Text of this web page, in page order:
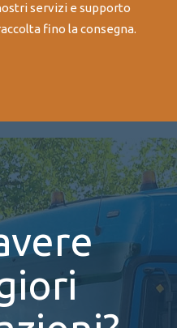
servizi e supporto
fino la consegna.